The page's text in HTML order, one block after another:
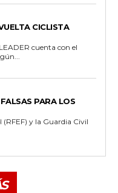
CICLISTA
cuenta con el
PARA LOS
(RFEF) y la Guardia Civil